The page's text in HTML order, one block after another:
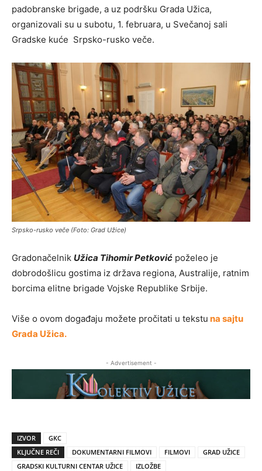
padobranske brigade, a uz podršku Grada Užica,
organizovali su u subotu, 1. februara, u Svečanoj sali
Gradske kuće Srpsko-rusko veče.
Srpsko-rusko veče (Foto: Grad Užice)
Gradonačelnik Užica Tihomir Petković poželeo je
dobrodošlicu gostima iz država regiona, Australije, ratnim
borcima elitne brigade Vojske Republike Srbije.
Više o ovom događaju možete pročitati u tekstu na sajtu
Grada Užica.
- Advertisement -
IZVOR
GKC
KLJUČNE REČI
DOKUMENTARNI FILMOVI FILMOVI
GRAD UŽICE
GRADSKI KULTURNI CENTAR UŽICE
IZLOŽBE